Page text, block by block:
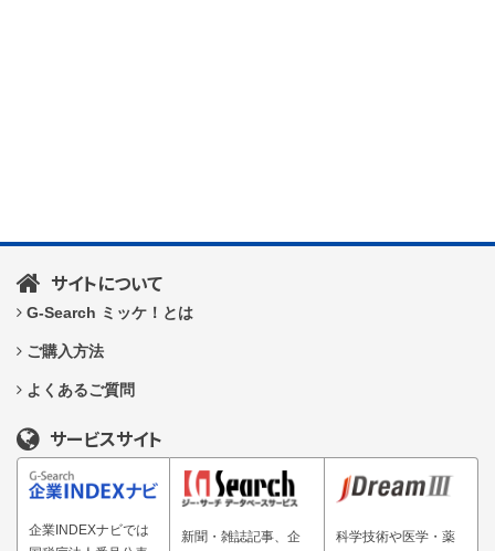
サイトについて
G-Search ミッケ！とは
ご購入方法
よくあるご質問
サービスサイト
企業INDEXナビでは
新聞・雑誌記事、企 科学技術や医学・薬